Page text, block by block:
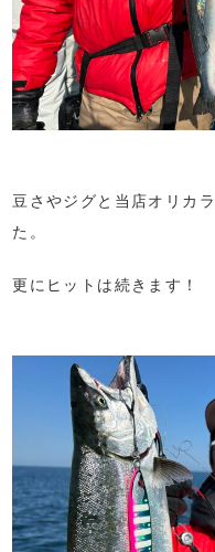
豆さやジグと当店オリカ
た。
更にヒットは続きます！